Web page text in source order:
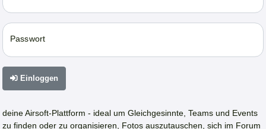
Passwort
Einloggen
deine Airsoft-Plattform - ideal um Gleichgesinnte, Teams und Events
zu finden oder zu organisieren, Fotos auszutauschen, sich im Forum